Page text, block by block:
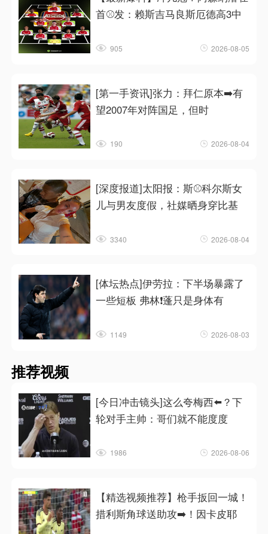
首⚾发：赖斯吉马良斯厄德高3中
905 2026-08-05
[第一手资讯]张力：拜仁原本➡️有
望2007年对阵国足，但时
190 2026-08-04
[深度报道]太阳报：斯⚾科尔斯女
儿与男友度假，社媒晒身穿比基
3340 2026-08-04
[体坛热点]伊劳拉：下半场暴露了
一些短板 弗林❗蓬只是身体有
1149 2026-08-03
推荐视频
[今日冲击镜头]这么夸梅西⬅️？下
轮对手主帅：哥们就不能度度
1986 2026-08-06
【精选视频推荐】枪手扳回一城！
措利斯角球送助攻➡️！因卡皮耶